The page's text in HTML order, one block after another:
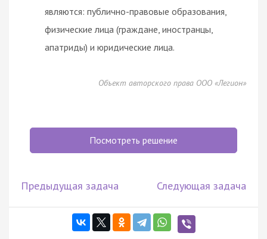
являются: публично-правовые образования,
физические лица (граждане, иностранцы,
апатриды) и юридические лица.
Объект авторского права ООО «Легион»
Посмотреть решение
Предыдущая задача Следующая задача